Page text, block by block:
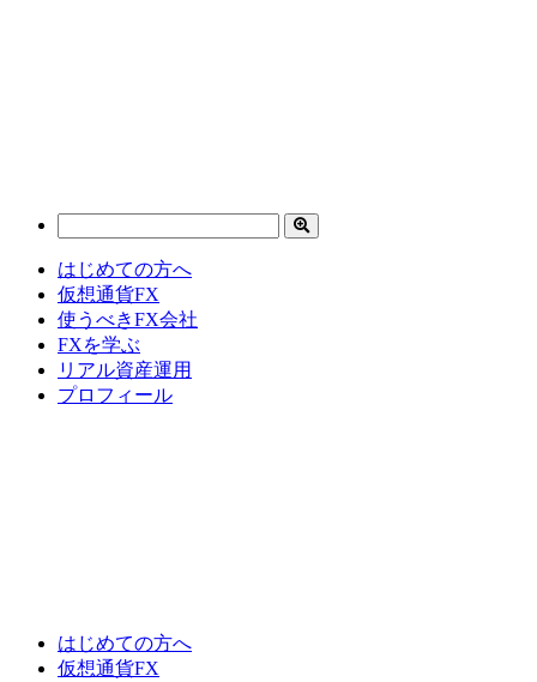
はじめての方へ
仮想通貨FX
使うべきFX会社
FXを学ぶ
リアル資産運用
プロフィール
はじめての方へ
仮想通貨FX